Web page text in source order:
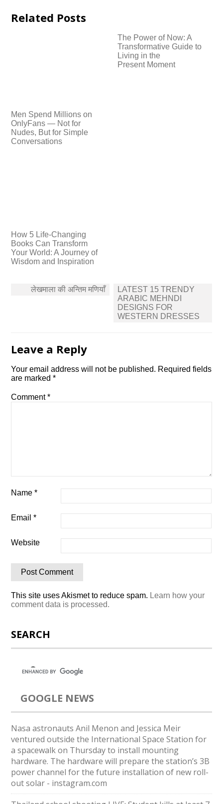
Related Posts
Men Spend Millions on
OnlyFans — Not for
Nudes, But for Simple
Conversations
The Power of Now: A
Transformative Guide to
Living in the
Present Moment
How 5 Life-Changing
Books Can Transform
Your World: A Journey of
Wisdom and Inspiration
Postलेखमाला की अन्तिम मणियाँ
LATEST 15 TRENDY
ARABIC MEHNDI
DESIGNS FOR
WESTERN DRESSES
Leave a Reply
Your email address will not be published. Required fields
are marked*
Comment*
Name*
Email*
Website
This site uses Akismet to reduce spam. Learn how your
comment data is processed.
SEARCH
GOOGLE NEWS
Nasa astronauts Anil Menon and Jessica Meir
ventured outside the International Space Station for
a spacewalk on Thursday to install mounting
hardware. The hardware will prepare the station’s 3B
power channel for the future installation of new roll-
out solar - instagram.com